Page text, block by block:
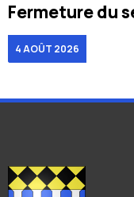
Fermeture du
4 AOÛT 2026